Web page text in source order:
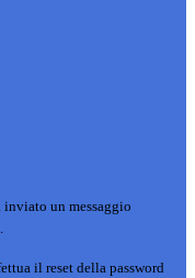
inviato un messaggio
il reset della password